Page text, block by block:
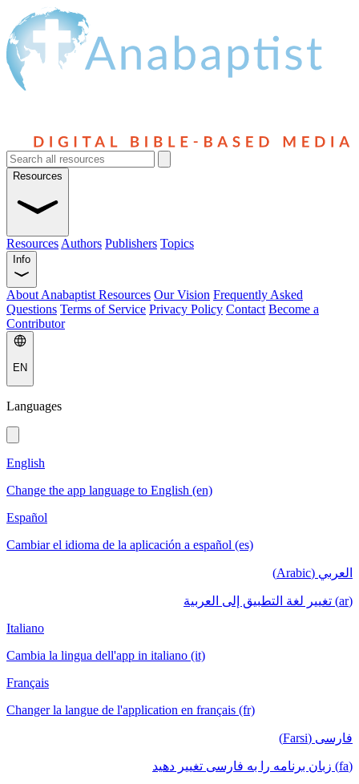
Resources
Resources Authors Publishers Topics
Info
About Anabaptist Resources Our Vision Frequently Asked
Questions Terms of Service Privacy Policy Contact Become a
Contributor
EN
Languages
English
Change the app language to English (en)
Español
Cambiar el idioma de la aplicación a español (es)
العربي (Arabic)
(ar) تغيير لغة التطبيق إلى العربية
Italiano
Cambia la lingua dell'app in italiano (it)
Français
Changer la langue de l'application en français (fr)
فارسی (Farsi)
(fa) زبان برنامه را به فارسی تغییر دهید